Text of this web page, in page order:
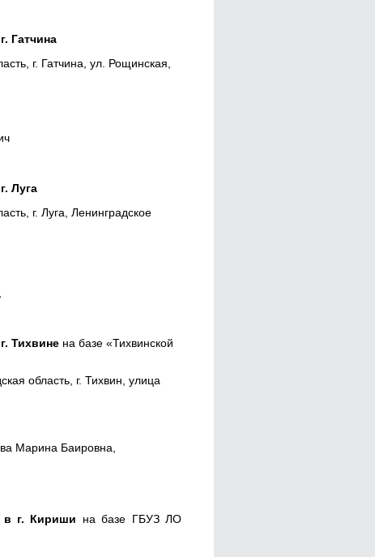
Гатчина
г. Гатчина, ул. Рощинская,
Луга
г. Луга, Ленинградское
Тихвинена базе «Тихвинской
область, г. Тихвин, улица
Марина Баировна,
в г. Кириши на базе ГБУЗ ЛО